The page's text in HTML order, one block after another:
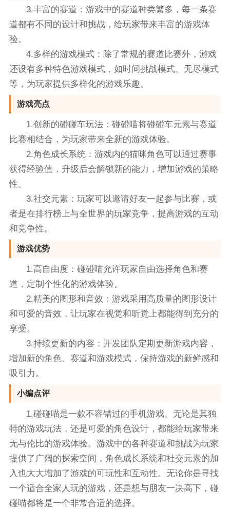
3.丰富的赛道：游戏中的赛道种类繁多，每一条赛
道都有不同的设计和挑战，给玩家带来丰富的游戏体
验。
4.多样的游戏模式：除了常规的赛道比赛外，游戏
还设有多种特色游戏模式，如时间挑战模式、无尽模式
等，为玩家提供多样化的游戏乐趣。
游戏亮点
1.创新的碰碰车玩法：碰碰喵将碰碰车元素与赛道
比赛相结合，为玩家带来全新的游戏体验。
2.角色成长系统：游戏内的猫咪角色可以通过赛事
获得经验值，升级后会解锁新的能力，增加游戏的策略
性。
3.社交元素：玩家可以邀请好友一起参与比赛，或
者是在排行榜上与全世界的玩家竞争，提高游戏的互动
和竞争性。
游戏优势
1.高自由度：碰碰喵允许玩家自由选择角色和赛
道，定制个性化的游戏体验。
2.精美的图形和音效：游戏采用高质量的图形设计
和可爱的音效，让玩家在视觉和听觉上都能得到充分的
享受。
3.持续更新的内容：开发团队定期更新游戏内容，
增加新的角色、赛道和游戏模式，保持游戏的新鲜感和
吸引力。
小编点评
1.碰碰喵是一款不容错过的手机游戏。无论是其独
特的游戏玩法，还是可爱的角色设计，都能给玩家带来
无与伦比的游戏体验。游戏中的各种赛道和挑战为玩家
提供了广阔的探索空间，角色成长系统和社交元素的加
入也大大增加了游戏的可玩性和互动性。无论你是寻找
一个适合全家人玩的游戏，还是想与朋友一决高下，碰
碰喵都将是一个非常合适的选择。